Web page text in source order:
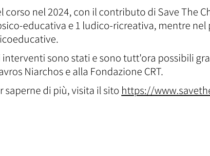
corso nel 2024, con il contributo di Save The
educativa e 1 ludico-ricreativa, mentre
interventi sono stati e sono tutt'ora possibili
Niarchos e alla Fondazione CRT.
saperne di più, visita il sito https://